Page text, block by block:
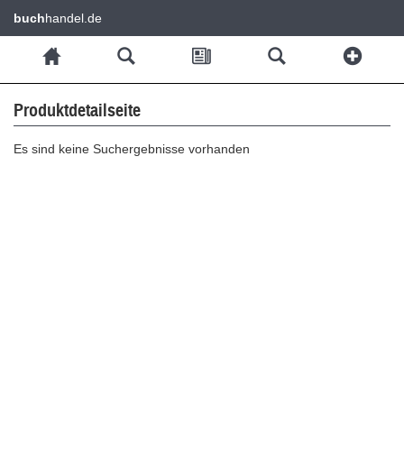
buchhandel.de
Produktdetailseite
Es sind keine Suchergebnisse vorhanden